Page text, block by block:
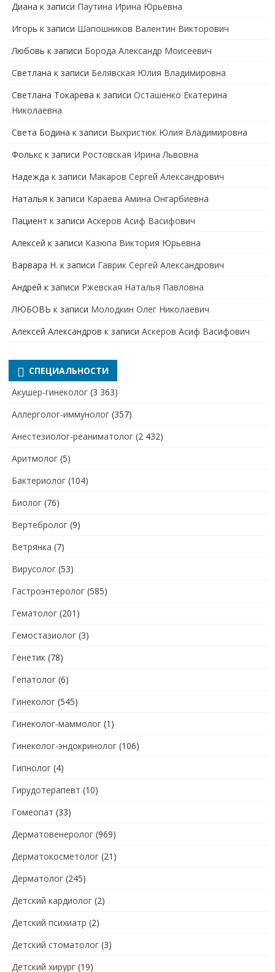
Диана к записи Паутина Ирина Юрьевна
Игорь к записи Шапошников Валентин Викторович
Любовь к записи Борода Александр Моисеевич
Светлана к записи Белявская Юлия Владимировна
Cветлана Токарева к записи Осташенко Екатерина
Николаевна
Света Бодина к записи Выхристюк Юлия Владимировна
Фолькс к записи Ростовская Ирина Львовна
Надежда к записи Макаров Сергей Александрович
Наталья к записи Караева Амина Онгарбиевна
Пациент к записи Аскеров Асиф Васифович
Алексей к записи Казюпа Виктория Юрьевна
Варвара Н. к записи Гаврик Сергей Александрович
Андрей к записи Ржевская Наталья Павловна
ЛЮБОВЬ к записи Молодкин Олег Николаевич
Алексей Александров к записи Аскеров Асиф Васифович
СПЕЦИАЛЬНОСТИ
Акушер-гинеколог (3 363)
Аллерголог-иммунолог (357)
Анестезиолог-реаниматолог (2 432)
Аритмолог (5)
Бактериолог (104)
Биолог (76)
Вертебролог (9)
Ветрянка (7)
Вирусолог (53)
Гастроэнтеролог (585)
Гематолог (201)
Гемостазиолог (3)
Генетик (78)
Гепатолог (6)
Гинеколог (545)
Гинеколог-маммолог (1)
Гинеколог-эндокринолог (106)
Гипнолог (4)
Гирудотерапевт (10)
Гомеопат (33)
Дерматовенеролог (969)
Дерматокосметолог (21)
Дерматолог (245)
Детский кардиолог (2)
Детский психиатр (2)
Детский стоматолог (3)
Детский хирург (19)